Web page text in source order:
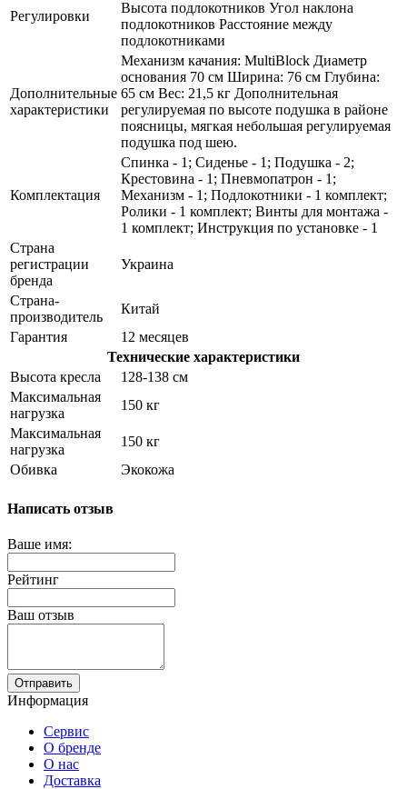
Регулировки
Высота подлокотников Угол наклона
подлокотников Расстояние между
подлокотниками
Дополнительные
характеристики
Механизм качания: MultiBlock Диаметр
основания 70 см Ширина: 76 см Глубина:
65 см Вес: 21,5 кг Дополнительная
регулируемая по высоте подушка в районе
поясницы, мягкая небольшая регулируемая
подушка под шею.
Комплектация
Спинка - 1; Сиденье - 1; Подушка - 2;
Крестовина - 1; Пневмопатрон - 1;
Механизм - 1; Подлокотники - 1 комплект;
Ролики - 1 комплект; Винты для монтажа -
1 комплект; Инструкция по установке - 1
Страна
регистрации
бренда
Украина
Страна-
производитель
Китай
Гарантия
12 месяцев
Технические характеристики
Высота кресла
128-138 см
Максимальная
нагрузка
150 кг
Максимальная
нагрузка
150 кг
Обивка
Экокожа
Написать отзыв
Ваше имя:
Рейтинг
Ваш отзыв
Отправить
Информация
Сервис
О бренде
О нас
Доставка